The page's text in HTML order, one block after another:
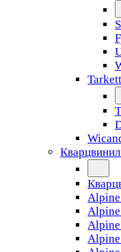
Tarkett
Кварцвинил